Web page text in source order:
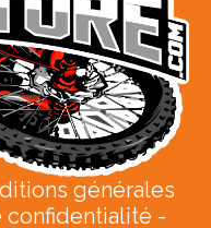
générales